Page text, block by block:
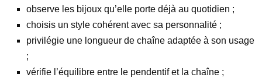
observe les bijoux qu’elle porte déjà au quotidien ;
choisis un style cohérent avec sa personnalité ;
privilégie une longueur de chaîne adaptée à son usage
;
vérifie l’équilibre entre le pendentif et la chaîne ;